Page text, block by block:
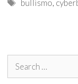
bullismo,
Search